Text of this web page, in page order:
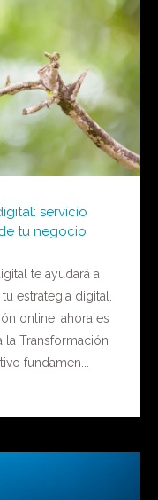
servicio
tu negocio
te ayudará a
estrategia digital.
online, ahora es
Transformación
fundamen...